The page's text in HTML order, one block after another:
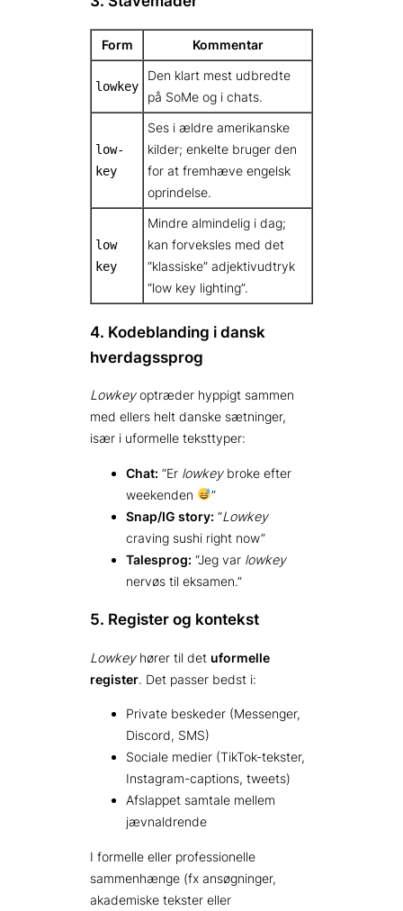
Form Kommentar
lowkey
Den klart mest udbredte
på SoMe og i chats.
low-
key
Ses i ældre amerikanske
kilder; enkelte bruger den
for at fremhæve engelsk
oprindelse.
low
key
Mindre almindelig i dag;
kan forveksles med det
“klassiske” adjektiv­udtryk
“low key lighting”.
4. Kodeblanding i dansk
hverdags­sprog
Lowkeyoptræder hyppigt sammen
med ellers helt danske sætninger,
især i uformelle teksttyper:
Chat: “Er lowkeybroke efter
weekenden
”
Snap/IG story: “Lowkey
craving sushi right now”
Talesprog: “Jeg var lowkey
nervøs til eksamen.”
5. Register og kontekst
Lowkeyhører til det uformelle
register. Det passer bedst i:
Private beskeder (Messenger,
Discord, SMS)
Sociale medier (TikTok-tekster,
Instagram-captions, tweets)
Afslappet samtale mellem
jævnaldrende
I formelle eller professionelle
sammenhænge (fx ansøgninger,
akademiske tekster eller